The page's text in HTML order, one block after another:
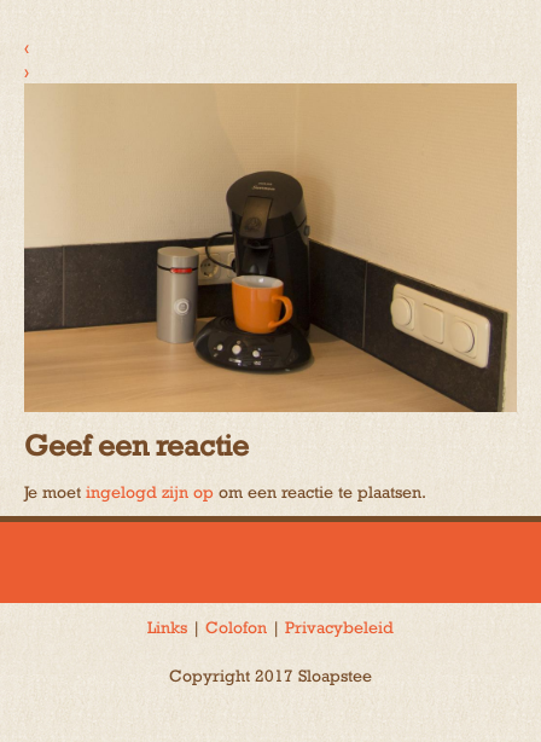
‹
›
Geef een reactie
Je moet ingelogd zijn op om een reactie te plaatsen.
Links | Colofon | Privacybeleid
Copyright 2017 Sloapstee